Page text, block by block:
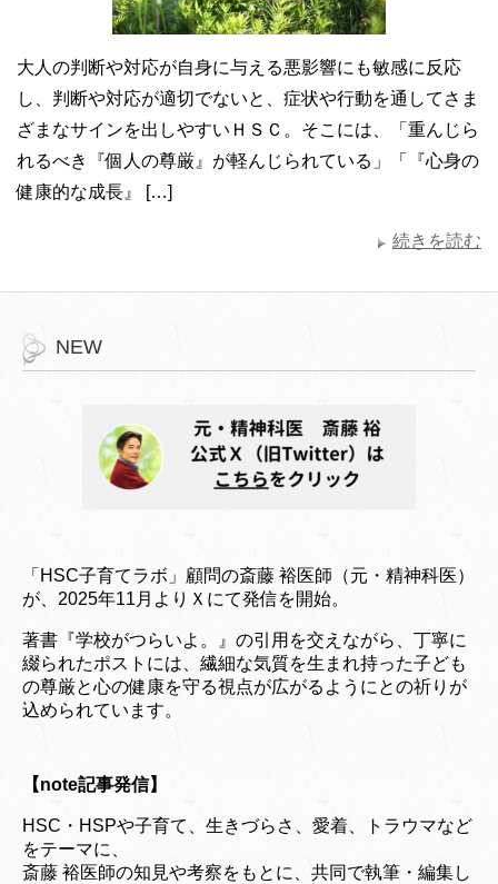
大人の判断や対応が自身に与える悪影響にも敏感に反応
し、判断や対応が適切でないと、症状や行動を通してさま
ざまなサインを出しやすいＨＳＣ。そこには、「重んじら
れるべき『個人の尊厳』が軽んじられている」「『心身の
健康的な成長』 […]
続きを読む
NEW
「HSC子育てラボ」顧問の斎藤 裕医師（元・精神科医）
が、2025年11月よりＸにて発信を開始。
著書『学校がつらいよ。』の引用を交えながら、丁寧に
綴られたポストには、繊細な気質を生まれ持った子ども
の尊厳と心の健康を守る視点が広がるようにとの祈りが
込められています。
【note記事発信】
HSC・HSPや子育て、生きづらさ、愛着、トラウマなど
をテーマに、
斎藤 裕医師の知見や考察をもとに、共同で執筆・編集し